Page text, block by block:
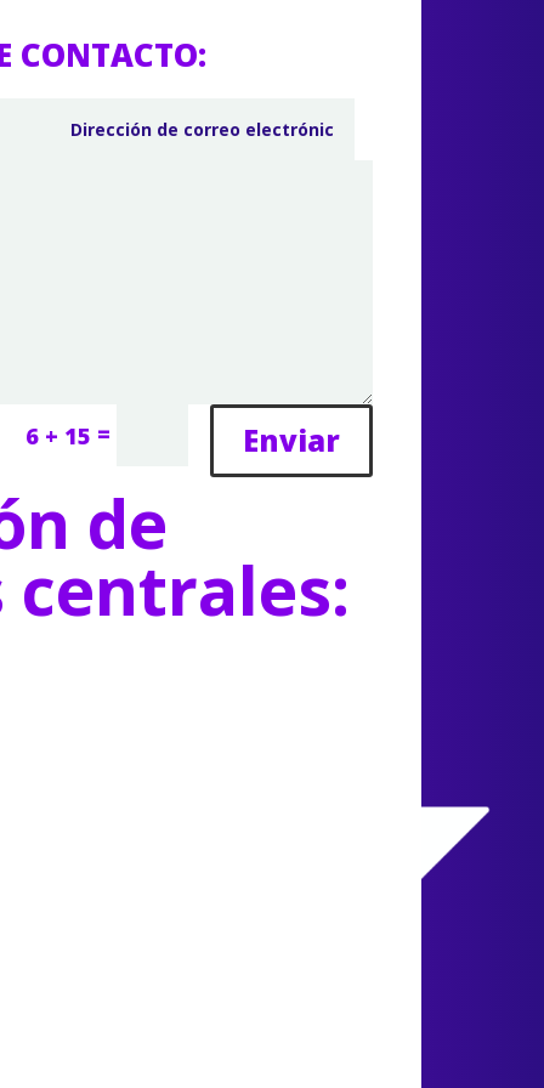
CONTACTO:
6 + 15 = Enviar
de